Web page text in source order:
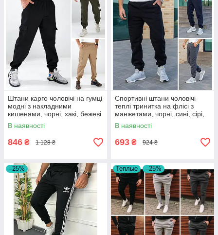
Штани карго чоловічі на гумці
модні з накладними
кишенями, чорні, хакі, бежеві
В наявності
846 ₴ 1 128 ₴
Спортивні штани чоловічі
теплі тринитка на флісі з
манжетами, чорні, сині, сірі,
розмір S, M, L, XL
В наявності
693 ₴ 924 ₴
–25% Теплые –25%